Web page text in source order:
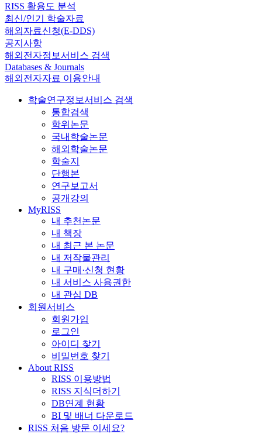
RISS 활용도 분석
최신/인기 학술자료
해외자료신청(E-DDS)
공지사항
해외전자정보서비스 검색
Databases & Journals
해외전자자료 이용안내
학술연구정보서비스 검색
통합검색
학위논문
국내학술논문
해외학술논문
학술지
단행본
연구보고서
공개강의
MyRISS
내 추천논문
내 책장
내 최근 본 논문
내 저작물관리
내 구매·신청 현황
내 서비스 사용권한
내 관심 DB
회원서비스
회원가입
로그인
아이디 찾기
비밀번호 찾기
About RISS
RISS 이용방법
RISS 지식더하기
DB연계 현황
BI 및 배너 다운로드
RISS 처음 방문 이세요?